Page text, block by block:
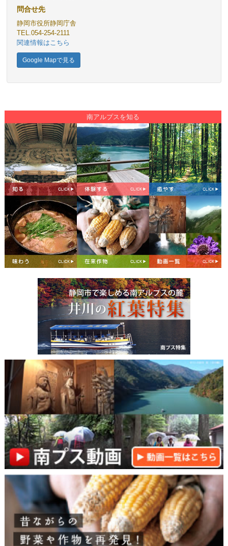
問合せ先
静岡市役所静岡庁舎
TEL.054-254-2111
関連情報はこちら
Google Mapで見る
南アルプスを知る